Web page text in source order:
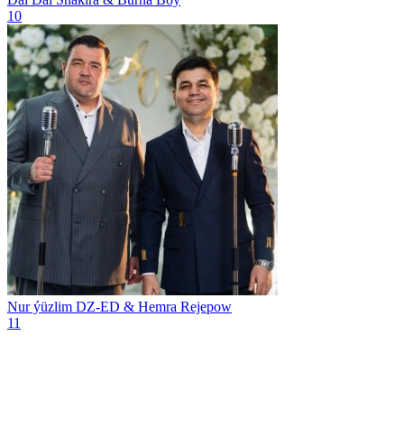
10
Nur ýüzlim DZ-ED & Hemra Rejepow
11